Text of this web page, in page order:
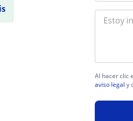
Al hacer clic
aviso legal y